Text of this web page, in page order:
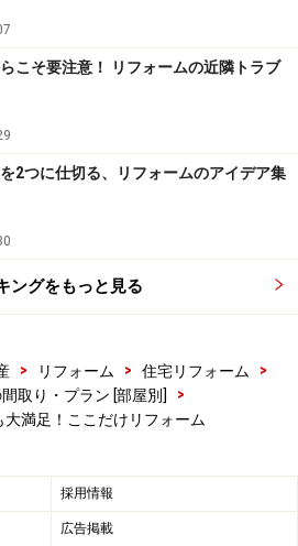
こそ要注意！ リフォームの近隣トラブ
2つに仕切る、リフォームのアイデア集
ングをもっと見る
> リフォーム > 住宅リフォーム
>
取り・プラン [部屋別]
>
大満足！ここだけリフォーム
採用情報
広告掲載